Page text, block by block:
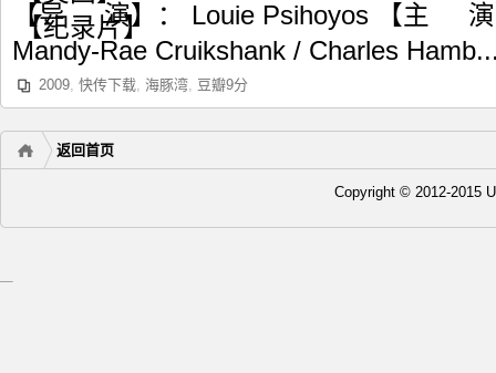
【导 演】： Louie Psihoyos 【主 演
Mandy-Rae Cruikshank / Charles
2009, 快传下载, 海豚湾, 豆瓣9分
返回首页
Copyright © 2012-2015